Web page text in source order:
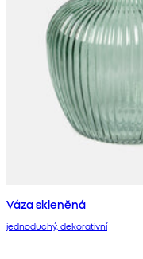
Váza skleněná
jednoduchý, dekorativní